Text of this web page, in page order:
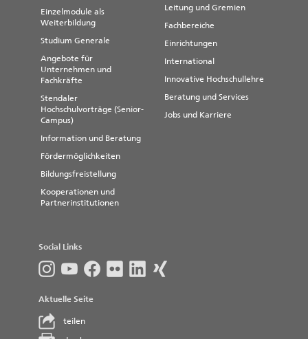
Einzelmodule als
Weiterbildung
Studium Generale
Angebote für
Unternehmen und
Fachkräfte
Stendaler
Hochschulvorträge (Senior-
Campus)
Information und Beratung
Fördermöglichkeiten
Bildungsfreistellung
Kooperationen und
Partnerinstitutionen
Leitung und Gremien
Fachbereiche
Einrichtungen
International
Innovative Hochschullehre
Beratung und Services
Jobs und Karriere
Social Links
Aktuelle Seite
teilen